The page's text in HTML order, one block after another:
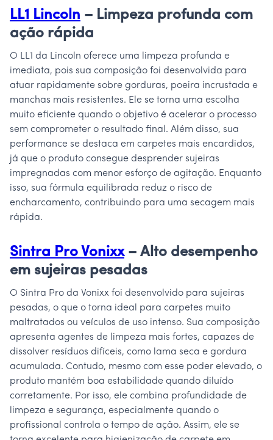
LL1 Lincoln – Limpeza profunda com
ação rápida
O LL1 da Lincoln oferece uma limpeza profunda e
imediata, pois sua composição foi desenvolvida para
atuar rapidamente sobre gorduras, poeira incrustada e
manchas mais resistentes. Ele se torna uma escolha
muito eficiente quando o objetivo é acelerar o processo
sem comprometer o resultado final. Além disso, sua
performance se destaca em carpetes mais encardidos,
já que o produto consegue desprender sujeiras
impregnadas com menor esforço de agitação. Enquanto
isso, sua fórmula equilibrada reduz o risco de
encharcamento, contribuindo para uma secagem mais
rápida.
Sintra Pro Vonixx– Alto desempenho
em sujeiras pesadas
O Sintra Pro da Vonixx foi desenvolvido para sujeiras
pesadas, o que o torna ideal para carpetes muito
maltratados ou veículos de uso intenso. Sua composição
apresenta agentes de limpeza mais fortes, capazes de
dissolver resíduos difíceis, como lama seca e gordura
acumulada. Contudo, mesmo com esse poder elevado, o
produto mantém boa estabilidade quando diluído
corretamente. Por isso, ele combina profundidade de
limpeza e segurança, especialmente quando o
profissional controla o tempo de ação. Assim, ele se